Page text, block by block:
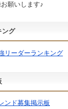
願いします♪
ング
リーダーランキング
ンド募集掲示板